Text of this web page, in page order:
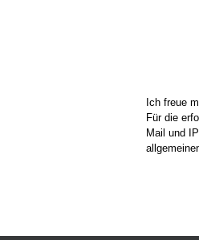
Ich freue
Für die
Mail und